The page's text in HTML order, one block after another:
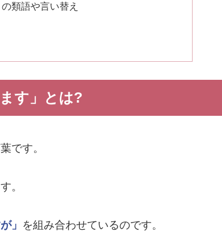
類語や言い替え
す」とは?
です。
。
」 を組み合わせているのです。